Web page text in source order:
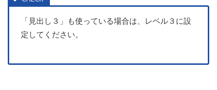
「見出し３」も使っている場合は、レベル３に設
定してください。